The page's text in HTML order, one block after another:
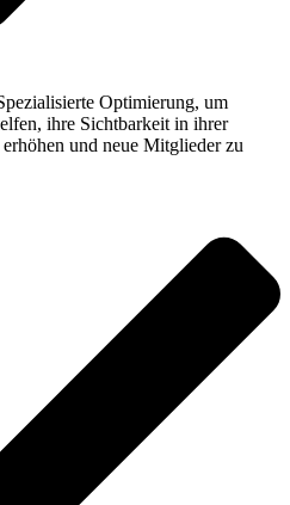
Optimierung, um
ihre Sichtbarkeit in ihrer
und neue Mitglieder zu